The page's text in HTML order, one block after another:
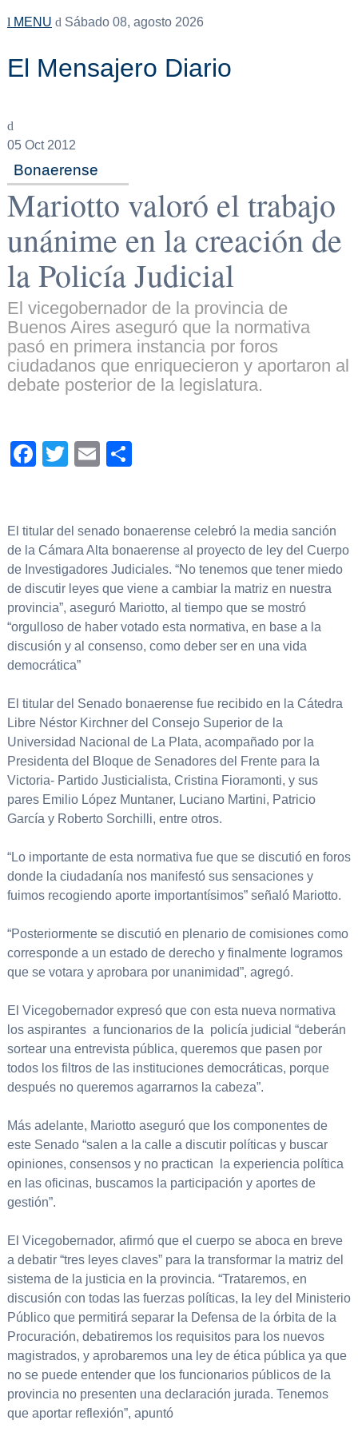
MENU Sábado 08, agosto 2026
El Mensajero Diario
05Oct 2012
Bonaerense
Mariotto valoró el trabajo
unánime en la creación de
la Policía Judicial
El vicegobernador de la provincia de
Buenos Aires aseguró que la normativa
pasó en primera instancia por foros
ciudadanos que enriquecieron y aportaron al
debate posterior de la legislatura.
Facebook
TwitterEmail
El titular del senado bonaerense celebró la media sanción
de la Cámara Alta bonaerense al proyecto de ley del Cuerpo
de Investigadores Judiciales. “No tenemos que tener miedo
de discutir leyes que viene a cambiar la matriz en nuestra
provincia”, aseguró Mariotto, al tiempo que se mostró
“orgulloso de haber votado esta normativa, en base a la
discusión y al consenso, como deber ser en una vida
democrática”
El titular del Senado bonaerense fue recibido en la Cátedra
Libre Néstor Kirchner del Consejo Superior de la
Universidad Nacional de La Plata, acompañado por la
Presidenta del Bloque de Senadores del Frente para la
Victoria- Partido Justicialista, Cristina Fioramonti, y sus
pares Emilio López Muntaner, Luciano Martini, Patricio
García y Roberto Sorchilli, entre otros.
“Lo importante de esta normativa fue que se discutió en foros
donde la ciudadanía nos manifestó sus sensaciones y
fuimos recogiendo aporte importantísimos” señaló Mariotto.
“Posteriormente se discutió en plenario de comisiones como
corresponde a un estado de derecho y finalmente logramos
que se votara y aprobara por unanimidad”, agregó.
El Vicegobernador expresó que con esta nueva normativa
los aspirantes a funcionarios de la policía judicial “deberán
sortear una entrevista pública, queremos que pasen por
todos los filtros de las instituciones democráticas, porque
después no queremos agarrarnos la cabeza”.
Más adelante, Mariotto aseguró que los componentes de
este Senado “salen a la calle a discutir políticas y buscar
opiniones, consensos y no practican la experiencia política
en las oficinas, buscamos la participación y aportes de
gestión”.
El Vicegobernador, afirmó que el cuerpo se aboca en breve
a debatir “tres leyes claves” para la transformar la matriz del
sistema de la justicia en la provincia. “Trataremos, en
discusión con todas las fuerzas políticas, la ley del Ministerio
Público que permitirá separar la Defensa de la órbita de la
Procuración, debatiremos los requisitos para los nuevos
magistrados, y aprobaremos una ley de ética pública ya que
no se puede entender que los funcionarios públicos de la
provincia no presenten una declaración jurada. Tenemos
que aportar reflexión”, apuntó